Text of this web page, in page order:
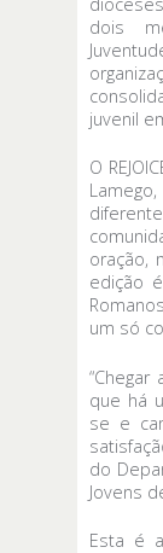
dois
juvenil
O
oração,
edição
um só
que há
se e
do
Jovens
Esta é